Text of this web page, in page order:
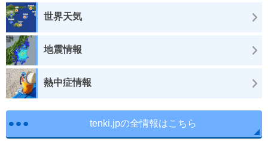
世界天気
地震情報
熱中症情報
tenki.jpの全情報はこちら